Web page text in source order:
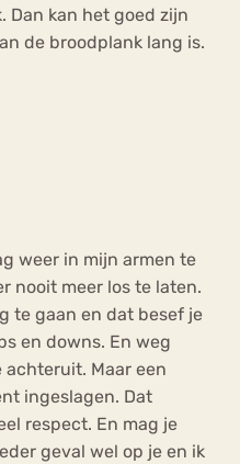
Dan kan het goed zijn
de broodplank lang is.
weer in mijn armen te
nooit meer los te laten.
te gaan en dat besef je
en downs. En weg
Maar een
ingeslagen. Dat
respect. En mag je
geval wel op je en ik